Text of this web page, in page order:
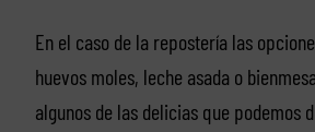
En el caso de la repostería las
huevos moles, leche asada o
algunos de las delicias que podemos